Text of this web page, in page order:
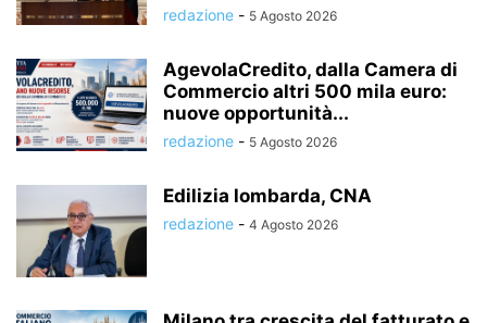
redazione - 5 Agosto 2026
AgevolaCredito, dalla Camera di
Commercio altri 500 mila euro:
nuove opportunità...
redazione - 5 Agosto 2026
Edilizia lombarda, CNA
redazione - 4 Agosto 2026